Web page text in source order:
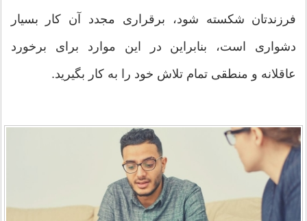
فرزندتان شکسته شود، برقراری مجدد آن کار بسیار
دشواری است، بنابراین در این موارد برای برخورد
عاقلانه و منطقی تمام تلاش خود را به کار بگیرید.